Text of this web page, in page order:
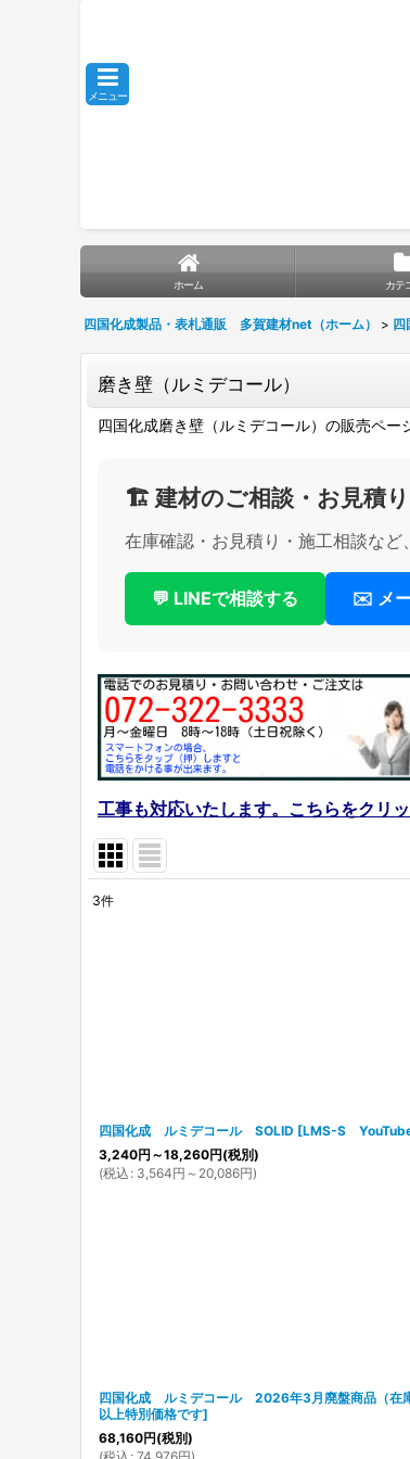
メニュー
ホーム カテ
四国化成製品・表札通販 多賀建材net（ホーム） >
磨き壁（ルミデコール）
四国化成磨き壁（ルミデコール）の販売ペー
🏗️ 建材のご相談・お見積
在庫確認・お見積り・施工相談など
💬 LINEで相談する ✉️ メー
工事も対応いたします。こちらをクリ
3件
四国化成 ルミデコール SOLID [LMS-S
3,240円 ～18,260円(税別)
(税込 : 3,564円 ～20,086円)
四国化成 ルミデコール 2026年3月廃盤商品（在庫
以上特別価格です]
68,160円(税別)